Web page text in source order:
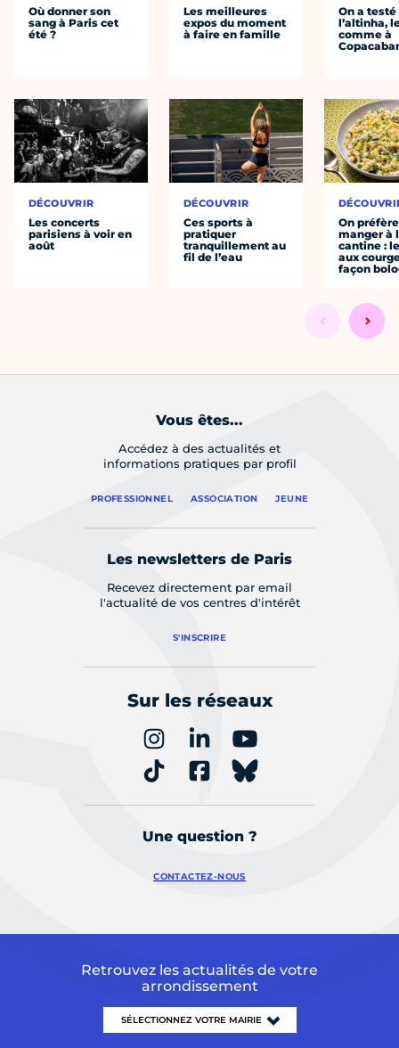
Où donner son
sang à Paris cet
été ?
DÉCOUVRIR
Les concerts
parisiens à voir en
août
Les meilleures
expos du moment
à faire en famille
DÉCOUVRIR
Ces sports à
pratiquer
tranquillement au
fil de l’eau
On a testé
l’altinha,
comme à
On préfère
manger à
cantine :
aux
façon
Vous êtes...
Accédez à des actualités et
informations pratiques par profil
PROFESSIONNEL ASSOCIATION JEUNE
Les newsletters de Paris
Recevez directement par email
l'actualité de vos centres d'intérêt
S'INSCRIRE
Sur les réseaux
Une question ?
CONTACTEZ-NOUS
Retrouvez les actualités de votre
arrondissement